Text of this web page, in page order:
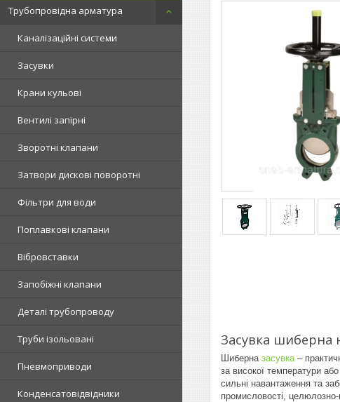
Трубопровідна арматура
Каналізаційні системи
Засувки
Крани кульові
Вентилі запірні
Зворотні клапани
Затвори дискові поворотні
Фільтри для води
Поплавкові клапани
Вібровставки
Запобіжні клапани
Деталі трубопроводу
Труби ізольовані
Пневмоприводи
Конденсатовідвідники
Засувка шиберна
Шиберна засувка –
за високої температури
сильні навантаження та
промисловості, целюлозно-